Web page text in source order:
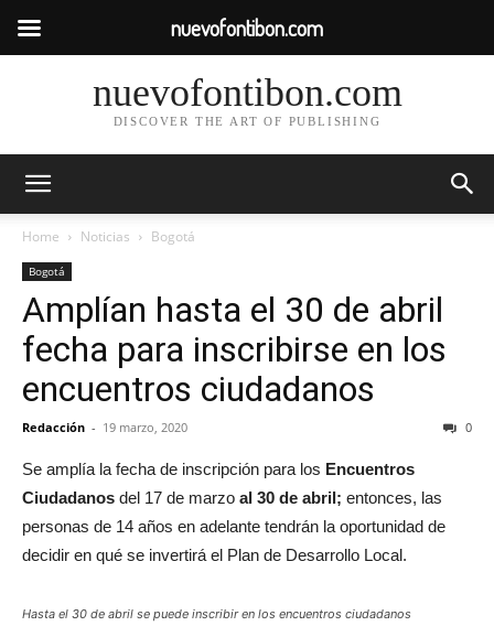
nuevofontibon.com
DISCOVER THE ART OF PUBLISHING
Home Noticias Bogotá
Bogotá
Amplían hasta el 30 de abril
fecha para inscribirse en los
encuentros ciudadanos
Redacción - 19 marzo, 2020 0
Se amplía la fecha de inscripción para los Encuentros
Ciudadanos del 17 de marzo al 30 de abril; entonces, las
personas de 14 años en adelante tendrán la oportunidad de
decidir en qué se invertirá el Plan de Desarrollo Local.
Hasta el 30 de abril se puede inscribir en los encuentros ciudadanos
nuevofontibon.com